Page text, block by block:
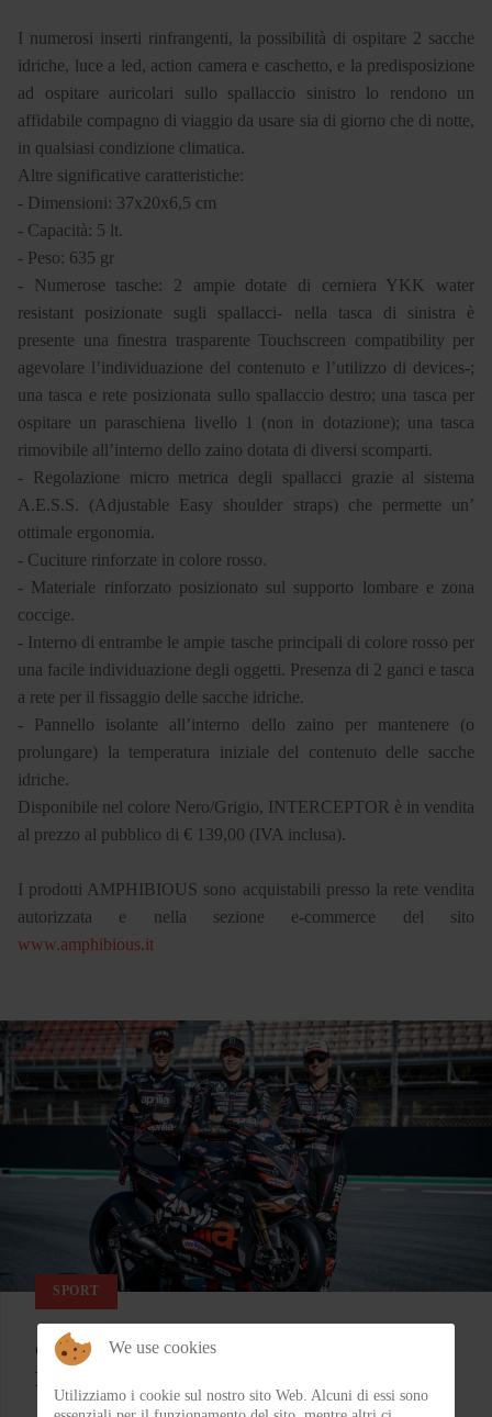
I numerosi inserti rinfrangenti, la possibilità di ospitare 2 sacche
idriche, luce a led, action camera e caschetto, e la predisposizione
ad ospitare auricolari sullo spallaccio sinistro lo rendono un
affidabile compagno di viaggio da usare sia di giorno che di notte,
in qualsiasi condizione climatica.
Altre significative caratteristiche:
- Dimensioni: 37x20x6,5 cm
- Capacità: 5 lt.
- Peso: 635 gr
- Numerose tasche: 2 ampie dotate di cerniera YKK water
resistant posizionate sugli spallacci- nella tasca di sinistra è
presente una finestra trasparente Touchscreen compatibility per
agevolare l’individuazione del contenuto e l’utilizzo di devices-;
una tasca e rete posizionata sullo spallaccio destro; una tasca per
ospitare un paraschiena livello 1 (non in dotazione); una tasca
rimovibile all’interno dello zaino dotata di diversi scomparti.
- Regolazione micro metrica degli spallacci grazie al sistema
A.E.S.S. (Adjustable Easy shoulder straps) che permette un’
ottimale ergonomia.
- Cuciture rinforzate in colore rosso.
- Materiale rinforzato posizionato sul supporto lombare e zona
coccige.
- Interno di entrambe le ampie tasche principali di colore rosso per
una facile individuazione degli oggetti. Presenza di 2 ganci e tasca
a rete per il fissaggio delle sacche idriche.
- Pannello isolante all’interno dello zaino per mantenere (o
prolungare) la temperatura iniziale del contenuto delle sacche
idriche.
Disponibile nel colore Nero/Grigio, INTERCEPTOR è in vendita
al prezzo al pubblico di € 139,00 (IVA inclusa).
I prodotti AMPHIBIOUS sono acquistabili presso la rete vendita
autorizzata e nella sezione e-commerce del sito
www.amphibious.it
SPORT
Colpo grosso in Superbike, arrivano le 1200!
Bentornata Aprilia?
We use cookies
Utilizziamo i cookie sul nostro sito Web. Alcuni di essi sono